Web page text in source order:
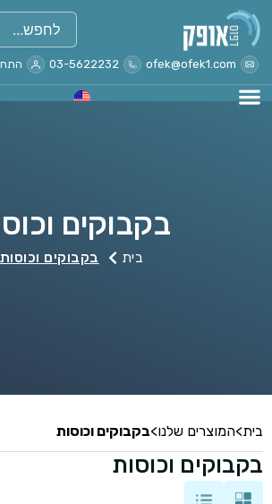
ofek@ofek1.com
03-5622232
בקבוקים
בית בקבוקים וכוסות
בית>המוצרים שלנו>בקבוקים וכוסות
בקבוקים וכוסות